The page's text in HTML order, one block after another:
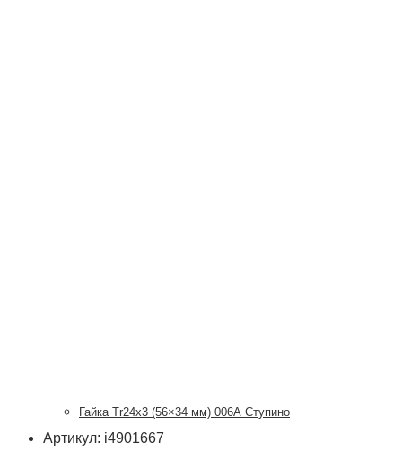
Гайка Tr24x3 (56×34 мм) 006А Ступино
Артикул: i4901667